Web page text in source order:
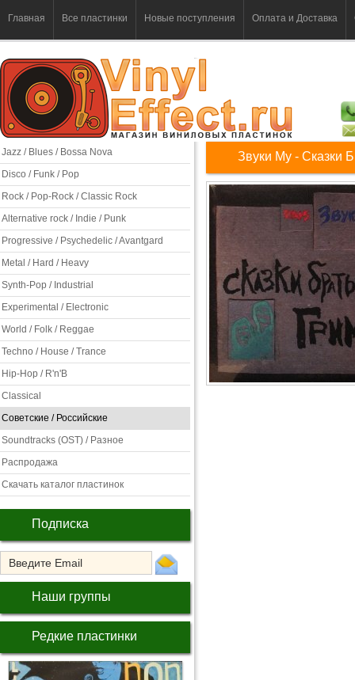
Главная Все пластинки Новые поступления Оплата и Доставка
Jazz / Blues / Bossa Nova
Disco / Funk / Pop
Rock / Pop-Rock / Classic Rock
Alternative rock / Indie / Punk
Progressive / Psychedelic / Avantgard
Metal / Hard / Heavy
Synth-Pop / Industrial
Experimental / Electronic
World / Folk / Reggae
Techno / House / Trance
Hip-Hop / R'n'B
Classical
Советские / Российские
Soundtracks (OST) / Разное
Распродажа
Скачать каталог пластинок
Подписка
Наши группы
Редкие пластинки
Звуки Му - Сказки